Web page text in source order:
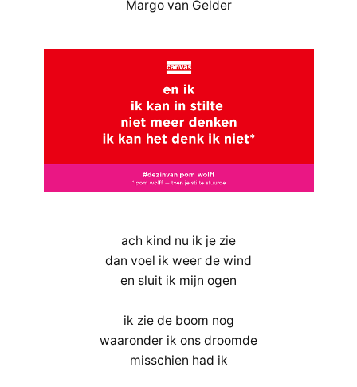
Margo van Gelder
ach kind nu ik je zie
dan voel ik weer de wind
en sluit ik mijn ogen
ik zie de boom nog
waaronder ik ons droomde
misschien had ik